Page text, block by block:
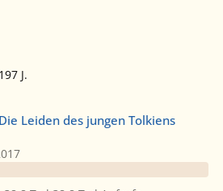
7 J.
Leiden des jungen Tolkiens